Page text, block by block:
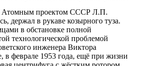
Атомным проектом СССР Л.П.
держал в рукаве козырного туза.
в обстановке полной
технологической проблемой
инженера Виктора
в феврале 1953 года, ещё при жизни